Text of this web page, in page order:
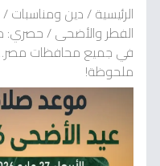
الرئيسية/دين ومناسبات/
الفطر والأضحى/
ملحوظة!